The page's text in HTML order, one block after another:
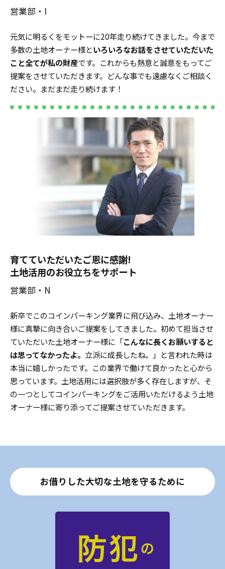
営業部・I
元気に明るくをモットーに20年走り続けてきました。今まで
多数の土地オーナー様といろいろなお話をさせていただいた
こと全てが私の財産です。これからも熱意と誠意をもってご
提案をさせていただきます。どんな事でも遠慮なくご相談く
ださい。まだまだ走り続けます！
育てていただいたご恩に感謝!
土地活用のお役立ちをサポート
営業部・N
新卒でこのコインパーキング業界に飛び込み、土地オーナー
様に真摯に向き合いご提案をしてきました。初めて担当させ
ていただいた土地オーナー様に「こんなに長くお願いすると
は思ってなかったよ。 立派に成長したね。」と言われた時は
本当に嬉しかったです。この業界で働けて良かったと心から
思っています。土地活用には選択肢が多く存在しますが、そ
の一つとしてコインパーキングをご活用いただけるよう土地
オーナー様に寄り添ってご提案させていただきます。
お借りした大切な土地を守るために